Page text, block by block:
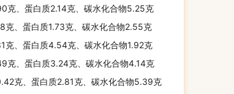
克、蛋白质2.14克、碳水化合物5.25克
克、蛋白质1.73克、碳水化合物2.55克
克、蛋白质4.54克、碳水化合物1.92克
克、蛋白质3.24克、碳水化合物4.14克
克、蛋白质2.81克、碳水化合物5.39克